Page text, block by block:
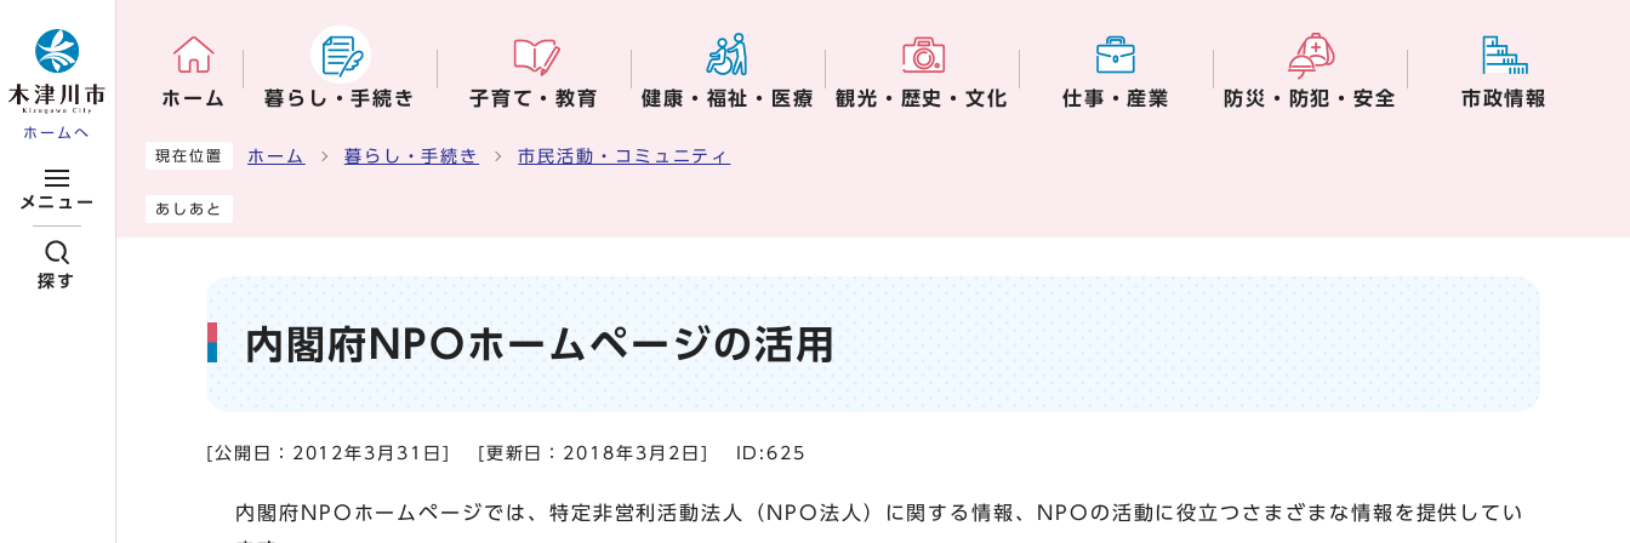
ホームへ
メニュー
探す
ホーム 暮らし・手続き 子育て・教育 健康・福祉・医療 観光・歴史・文化 仕事・産業 防災・防犯・安全 市政情報
ここから本文です
現在位置 ホーム 暮らし・手続き 市民活動・コミュニティ
あしあと
内閣府NPOホームページの活用
[公開日： 2012年3月31日 [更新日： 2018年3月2日 ID:625
内閣府NPOホームページでは、特定非営利活動法人（NPO法人）に関する情報、NPOの活動に役立つさまざまな情報を提供してい